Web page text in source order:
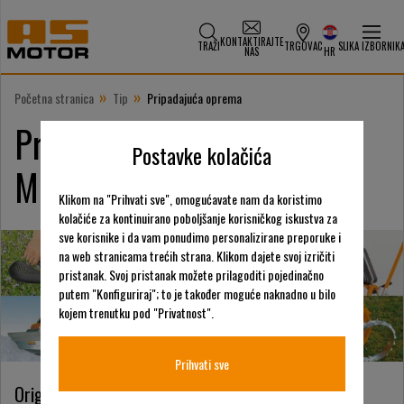
TRAŽIKONTAKTIRAJTE
NAS TRGOVAC HR SLIKA IZBORNIKA
Početna stranica » Tip » Pripadajuća oprema
Pripadajuća oprema AS-
Motor
Originalna oprema AS-Motor
Postavke kolačića
Klikom na "Prihvati sve", omogućavate nam da koristimo
kolačiće za kontinuirano poboljšanje korisničkog iskustva za
sve korisnike i da vam ponudimo personalizirane preporuke i
na web stranicama trećih strana. Klikom dajete svoj izričiti
pristanak. Svoj pristanak možete prilagoditi pojedinačno
putem "Konfiguriraj"; to je također moguće naknadno u bilo
kojem trenutku pod "Privatnost".
Prihvati sve